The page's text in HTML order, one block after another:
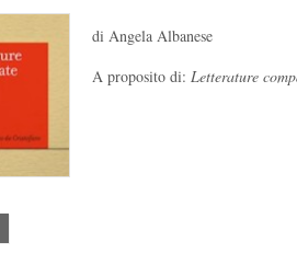
di Angela Albanese
A proposito di: Letterature